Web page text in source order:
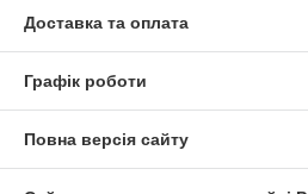
Доставка та оплата
Графік роботи
Повна версія сайту